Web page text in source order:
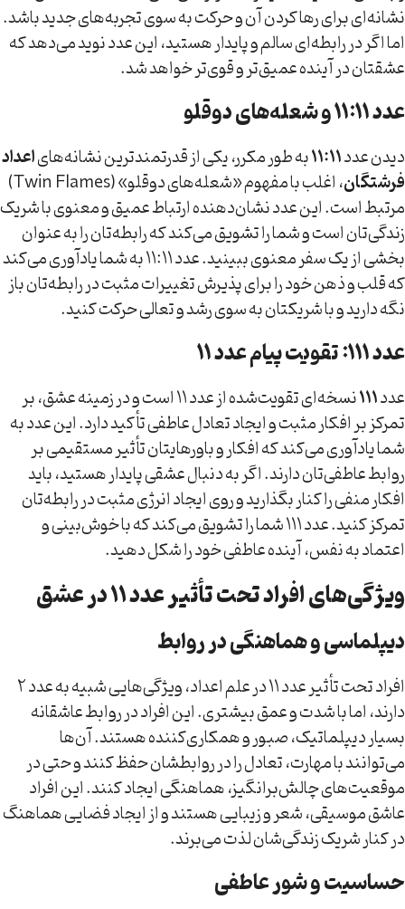
نشانه‌ای برای رها کردن آن و حرکت به سوی تجربه‌های جدید باشد.
اما اگر در رابطه‌ای سالم و پایدار هستید، این عدد نوید می‌دهد که
عشقتان در آینده عمیق‌تر و قوی‌تر خواهد شد.
عدد ۱۱:۱۱ و شعله‌های دوقلو
دیدن عدد۱۱:۱۱به طور مکرر، یکی از قدرتمندترین نشانه‌هایاعداد
فرشتگان ، اغلب با مفهوم «شعله‌های دوقلو» (Twin Flames)
مرتبط است. این عدد نشان‌دهنده ارتباط عمیق و معنوی با شریک
زندگی‌تان است و شما را تشویق می‌کند که رابطه‌تان را به عنوان
بخشی از یک سفر معنوی ببینید. عدد ۱۱:۱۱ به شما یادآوری می‌کند
که قلب و ذهن خود را برای پذیرش تغییرات مثبت در رابطه‌تان باز
نگه دارید و با شریکتان به سوی رشد و تعالی حرکت کنید.
عدد ۱۱۱: تقویت پیام عدد ۱۱
عدد۱۱۱ نسخه‌ای تقویت‌شده از عدد ۱۱ است و در زمینه عشق، بر
تمرکز بر افکار مثبت و ایجاد تعادل عاطفی تأکید دارد. این عدد به
شما یادآوری می‌کند که افکار و باورهایتان تأثیر مستقیمی بر
روابط عاطفی‌تان دارند. اگر به دنبال عشقی پایدار هستید، باید
افکار منفی را کنار بگذارید و روی ایجاد انرژی مثبت در رابطه‌تان
تمرکز کنید. عدد ۱۱۱ شما را تشویق می‌کند که با خوش‌بینی و
اعتماد به نفس، آینده عاطفی خود را شکل دهید.
ویژگی‌های افراد تحت تأثیر عدد ۱۱ در عشق
دیپلماسی و هماهنگی در روابط
افراد تحت تأثیر عدد ۱۱ در علم اعداد، ویژگی‌هایی شبیه به عدد ۲
دارند، اما با شدت و عمق بیشتری. این افراد در روابط عاشقانه
بسیار دیپلماتیک، صبور و همکاری‌کننده هستند. آن‌ها
می‌توانند با مهارت، تعادل را در روابطشان حفظ کنند و حتی در
موقعیت‌های چالش‌برانگیز، هماهنگی ایجاد کنند. این افراد
عاشق موسیقی، شعر و زیبایی هستند و از ایجاد فضایی هماهنگ
در کنار شریک زندگی‌شان لذت می‌برند.
حساسیت و شور عاطفی